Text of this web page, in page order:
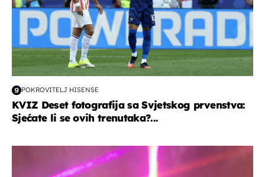
POKROVITELJ HISENSE
KVIZ Deset fotografija sa Svjetskog prvenstva:
Sjećate li se ovih trenutaka?...